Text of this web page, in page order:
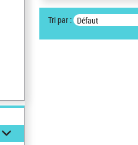
Tri par : Défaut